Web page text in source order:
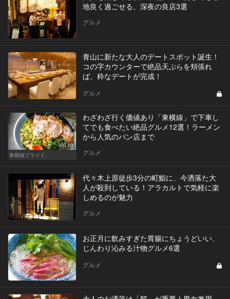
地良く過ごせる、深夜の良店3選
グルメ
青山に新たな大人のデートスポット誕生！
コの字カウンターで絶品天ぷらを頬張れ
ば、粋なデートが完成！
グルメ
Vol.10
東横線プライド。
わざわざ行く価値あり「東横線」で下車し
てでも食べたい絶品グルメ12選！ラーメン
から人気のパン店まで
グルメ
代々木上原徒歩3分の町鮨に、今洒落た大
人が殺到している！アラカルトで気軽に楽
しめるのが魅力
グルメ
お正月に飲みすぎた胃腸にちょうどいい、
じんわり沁みる汁物グルメ6選
グルメ